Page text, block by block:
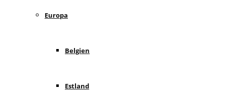
Europa
Belgien
Estland